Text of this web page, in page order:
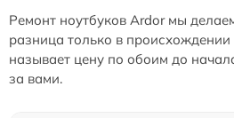
Ремонт ноутбуков Ardor мы
разница только в
называет цену по обоим до
за вами.